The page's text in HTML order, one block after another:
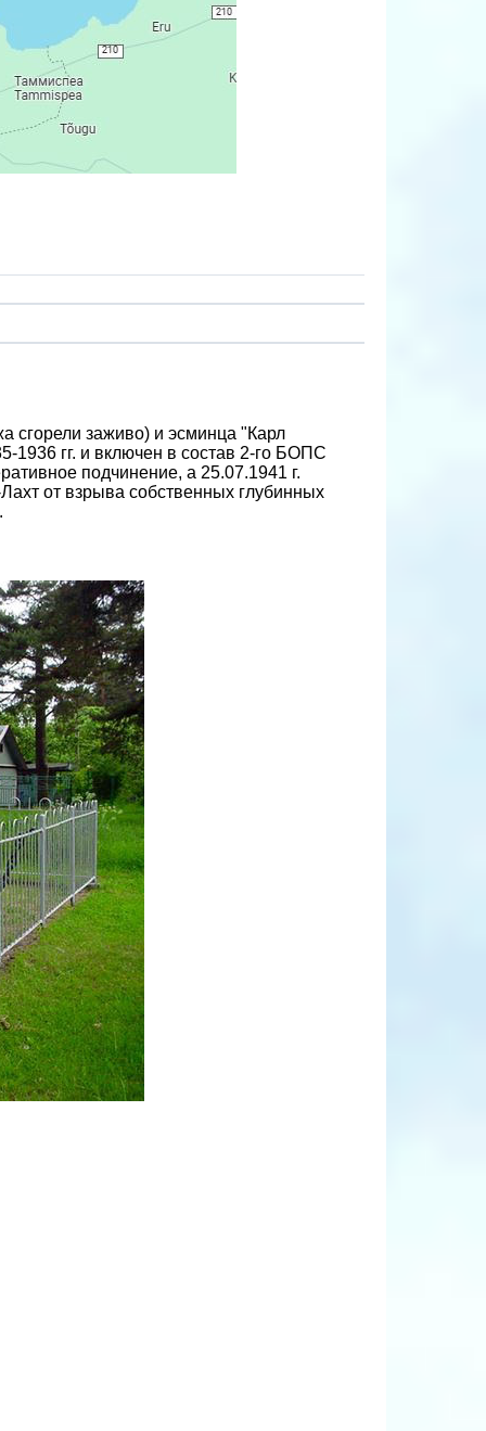
сгорели заживо) и эсминца "Карл
1936 гг. и включен в состав 2-го БОПС
подчинение, а 25.07.1941 г.
от взрыва собственных глубинных